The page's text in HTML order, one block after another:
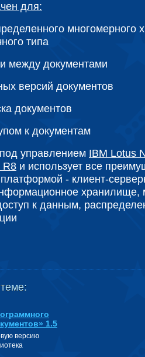
для:
многомерного
типа
между документами
версий документов
документов
к документам
управлением IBM Lotus
R8 и использует все
- клиент-
хранилище,
к данным,
1.5
версию